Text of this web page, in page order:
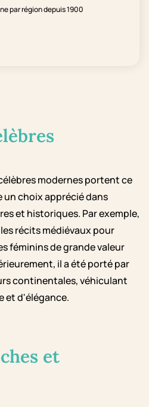
par région depuis 1900
modernes portent ce
un choix apprécié dans
et historiques. Par exemple,
récits médiévaux pour
féminins de grande valeur
il a été porté par
continentales, véhiculant
et d'élégance.
et